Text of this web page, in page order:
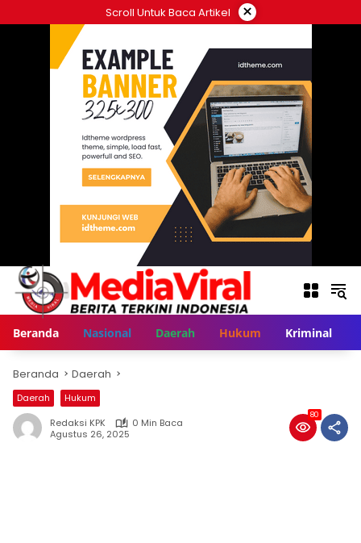
ke
Scroll Untuk Baca Artikel ×
Beranda Nasional Daerah Hukum Kriminal
Beranda Daerah
Daerah
Hukum
Redaksi KPK
0 Min Baca
Agustus 26, 2025
80